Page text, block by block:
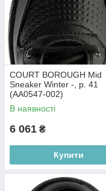
COURT BOROUGH Mid
Sneaker Winter -, р. 41
(AA0547-002)
В наявності
6 061 ₴
Купити